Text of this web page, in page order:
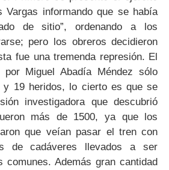
Vargas informando que se había
de sitio”, ordenando a los
pero los obreros decidieron
fue una tremenda represión. El
por Miguel Abadía Méndez sólo
y 19 heridos, lo cierto es que se
investigadora que descubrió
más de 1500, ya que los
que veían pasar el tren con
de cadáveres llevados a ser
comunes. Además gran cantidad